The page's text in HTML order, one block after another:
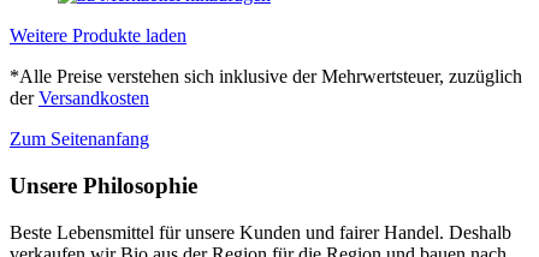
Weitere Produkte laden
*Alle Preise verstehen sich inklusive der Mehrwertsteuer, zuzüglich
derVersandkosten
Zum Seitenanfang
Unsere Philosophie
Beste Lebensmittel für unsere Kunden und fairer Handel. Deshalb